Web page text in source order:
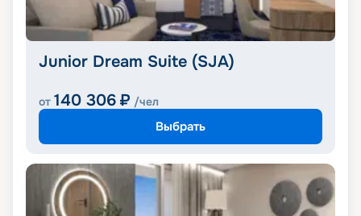
Junior Dream Suite (SJA)
от 140 306 ₽ /чел
Выбрать